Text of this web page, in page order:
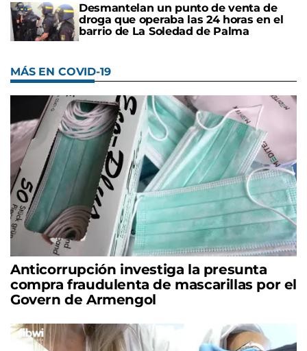
Desmantelan un punto de venta de
droga que operaba las 24 horas en el
barrio de La Soledad de Palma
MÁS EN COVID-19
Anticorrupción investiga la presunta
compra fraudulenta de mascarillas por el
Govern de Armengol